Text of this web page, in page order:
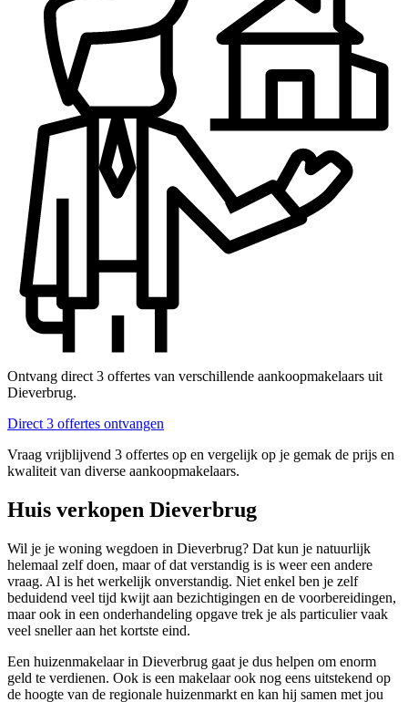
Ontvang direct 3 offertes van verschillende aankoopmakelaars uit
Dieverbrug.
Direct 3 offertes ontvangen
Vraag vrijblijvend 3 offertes op en vergelijk op je gemak de prijs en
kwaliteit van diverse aankoopmakelaars.
Huis verkopen Dieverbrug
Wil je je woning wegdoen in Dieverbrug? Dat kun je natuurlijk
helemaal zelf doen, maar of dat verstandig is is weer een andere
vraag. Al is het werkelijk onverstandig. Niet enkel ben je zelf
beduidend veel tijd kwijt aan bezichtigingen en de voorbereidingen,
maar ook in een onderhandeling opgave trek je als particulier vaak
veel sneller aan het kortste eind.
Een huizenmakelaar in Dieverbrug gaat je dus helpen om enorm
geld te verdienen. Ook is een makelaar ook nog eens uitstekend op
de hoogte van de regionale huizenmarkt en kan hij samen met jou